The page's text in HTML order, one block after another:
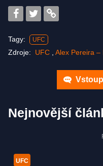
Tagy: UFC
Zdroje: UFC Alex Pereira –
Nejnovější
UFC